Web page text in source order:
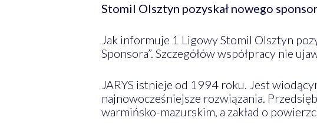
Stomil Olsztyn pozyskał nowego
Jak informuje 1 Ligowy Stomil Olsztyn
Sponsora”. Szczegółów współpracy nie
JARYS istnieje od 1994 roku. Jest
najnowocześniejsze rozwiązania.
warmińsko-mazurskim, a zakład o